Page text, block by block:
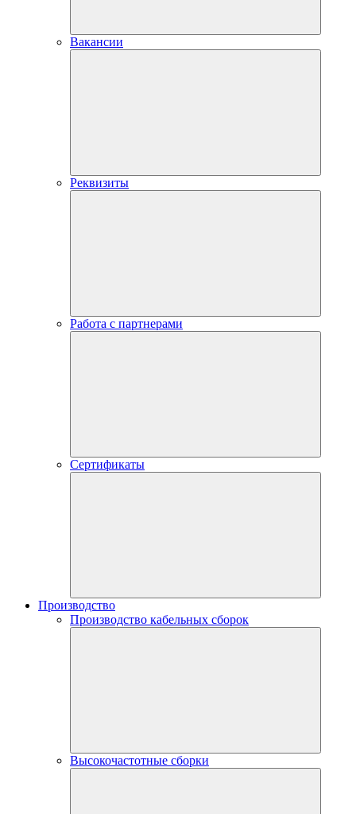
Вакансии
Реквизиты
Работа с партнерами
Сертификаты
Производство
Производство кабельных сборок
Высокочастотные сборки